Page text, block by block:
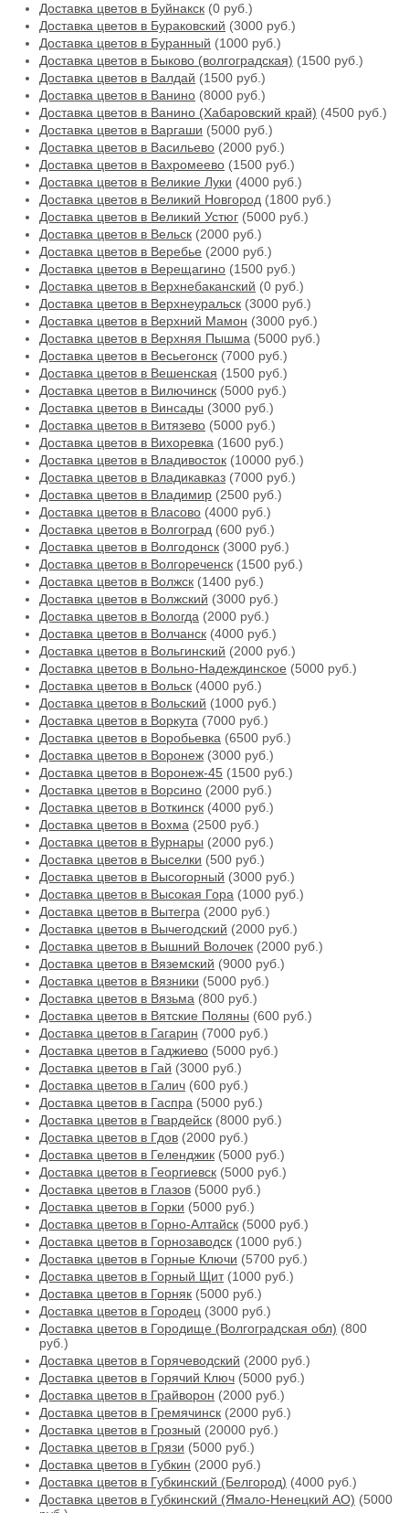
Доставка цветов в Буйнакск (0 руб.)
Доставка цветов в Бураковский (3000 руб.)
Доставка цветов в Буранный (1000 руб.)
Доставка цветов в Быково (волгоградская) (1500 руб.)
Доставка цветов в Валдай (1500 руб.)
Доставка цветов в Ванино (8000 руб.)
Доставка цветов в Ванино (Хабаровский край) (4500 руб.)
Доставка цветов в Варгаши (5000 руб.)
Доставка цветов в Васильево (2000 руб.)
Доставка цветов в Вахромеево (1500 руб.)
Доставка цветов в Великие Луки (4000 руб.)
Доставка цветов в Великий Новгород (1800 руб.)
Доставка цветов в Великий Устюг (5000 руб.)
Доставка цветов в Вельск (2000 руб.)
Доставка цветов в Веребье (2000 руб.)
Доставка цветов в Верещагино (1500 руб.)
Доставка цветов в Верхнебаканский (0 руб.)
Доставка цветов в Верхнеуральск (3000 руб.)
Доставка цветов в Верхний Мамон (3000 руб.)
Доставка цветов в Верхняя Пышма (5000 руб.)
Доставка цветов в Весьегонск (7000 руб.)
Доставка цветов в Вешенская (1500 руб.)
Доставка цветов в Вилючинск (5000 руб.)
Доставка цветов в Винсады (3000 руб.)
Доставка цветов в Витязево (5000 руб.)
Доставка цветов в Вихоревка (1600 руб.)
Доставка цветов в Владивосток (10000 руб.)
Доставка цветов в Владикавказ (7000 руб.)
Доставка цветов в Владимир (2500 руб.)
Доставка цветов в Власово (4000 руб.)
Доставка цветов в Волгоград (600 руб.)
Доставка цветов в Волгодонск (3000 руб.)
Доставка цветов в Волгореченск (1500 руб.)
Доставка цветов в Волжск (1400 руб.)
Доставка цветов в Волжский (3000 руб.)
Доставка цветов в Вологда (2000 руб.)
Доставка цветов в Волчанск (4000 руб.)
Доставка цветов в Вольгинский (2000 руб.)
Доставка цветов в Вольно-Надеждинское (5000 руб.)
Доставка цветов в Вольск (4000 руб.)
Доставка цветов в Вольский (1000 руб.)
Доставка цветов в Воркута (7000 руб.)
Доставка цветов в Воробьевка (6500 руб.)
Доставка цветов в Воронеж (3000 руб.)
Доставка цветов в Воронеж-45 (1500 руб.)
Доставка цветов в Ворсино (2000 руб.)
Доставка цветов в Воткинск (4000 руб.)
Доставка цветов в Вохма (2500 руб.)
Доставка цветов в Вурнары (2000 руб.)
Доставка цветов в Выселки (500 руб.)
Доставка цветов в Высогорный (3000 руб.)
Доставка цветов в Высокая Гора (1000 руб.)
Доставка цветов в Вытегра (2000 руб.)
Доставка цветов в Вычегодский (2000 руб.)
Доставка цветов в Вышний Волочек (2000 руб.)
Доставка цветов в Вяземский (9000 руб.)
Доставка цветов в Вязники (5000 руб.)
Доставка цветов в Вязьма (800 руб.)
Доставка цветов в Вятские Поляны (600 руб.)
Доставка цветов в Гагарин (7000 руб.)
Доставка цветов в Гаджиево (5000 руб.)
Доставка цветов в Гай (3000 руб.)
Доставка цветов в Галич (600 руб.)
Доставка цветов в Гаспра (5000 руб.)
Доставка цветов в Гвардейск (8000 руб.)
Доставка цветов в Гдов (2000 руб.)
Доставка цветов в Геленджик (5000 руб.)
Доставка цветов в Георгиевск (5000 руб.)
Доставка цветов в Глазов (5000 руб.)
Доставка цветов в Горки (5000 руб.)
Доставка цветов в Горно-Алтайск (5000 руб.)
Доставка цветов в Горнозаводск (1000 руб.)
Доставка цветов в Горные Ключи (5700 руб.)
Доставка цветов в Горный Щит(1000 руб.)
Доставка цветов в Горняк (5000 руб.)
Доставка цветов в Городец (3000 руб.)
Доставка цветов в Городище (Волгоградская обл) (800
руб.)
Доставка цветов в Горячеводский (2000 руб.)
Доставка цветов в Горячий Ключ (5000 руб.)
Доставка цветов в Грайворон (2000 руб.)
Доставка цветов в Гремячинск (2000 руб.)
Доставка цветов в Грозный (20000 руб.)
Доставка цветов в Грязи (5000 руб.)
Доставка цветов в Губкин (2000 руб.)
Доставка цветов в Губкинский (Белгород) (4000 руб.)
Доставка цветов в Губкинский (Ямало-Ненецкий АО) (5000